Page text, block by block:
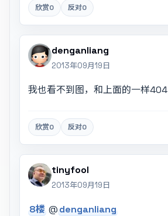
欣赏0 反对0
denganliang
2013年09月19日
我也看不到图，和上面的一样404
欣赏0 反对0
tinyfool
2013年09月19日
8楼 @denganliang